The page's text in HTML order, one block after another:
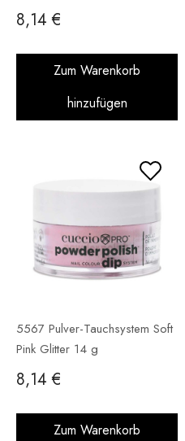
8,14 €
Zum Warenkorb
hinzufügen
5567 Pulver-Tauchsystem Soft
Pink Glitter 14 g
8,14 €
Zum Warenkorb